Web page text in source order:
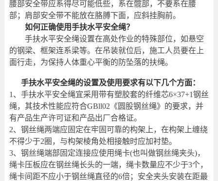
腰部安全带应系得尽可能低些，系在髋部，不要系在腰
部；肩部安全带不能放在胳膊下面，应斜挂胸前。
如何正确使用手扶水平安全绳？
手扶水平安全绳设置在高处作业的特殊部位，如悬空
的钢梁、框架连系梁等。在吊装就位后，施工人员要在上
面行走，为保持人体重心平衡的防坠落的扶绳。
手扶水平安全绳的设置及使用要求有以下几个方面：
1 、手扶水平安全绳宜采用带有塑胶套的纤维芯6×37+1钢丝
绳，其技术性能应符合GBll02《圆股钢丝绳》的要求，并
有产品生产许可证和产品出厂合格证。
2、钢丝绳两端应固定在牢固可靠的构架上，在构架上缠绕
不得少于2圈，与构架棱角处相接触时应加衬垫。
3、钢丝绳端部固定连接应使用绳卡(也叫做钢丝绳夹头)，
绳卡压板应在钢丝绳长头的一端，绳卡数量应不少于3个，
绳卡间距不应小于钢丝绳直径的6倍；安全夹头安装在距最